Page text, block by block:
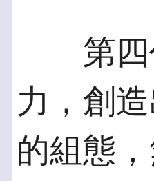
第四代
力，創
的組態